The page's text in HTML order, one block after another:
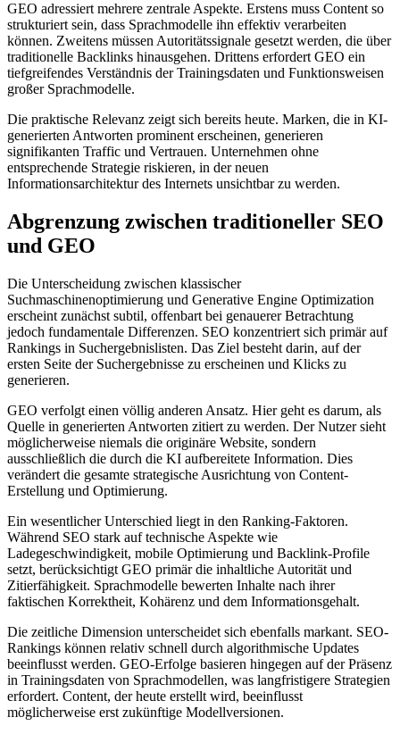
GEO adressiert mehrere zentrale Aspekte. Erstens muss Content so
strukturiert sein, dass Sprachmodelle ihn effektiv verarbeiten
können. Zweitens müssen Autoritätssignale gesetzt werden, die über
traditionelle Backlinks hinausgehen. Drittens erfordert GEO ein
tiefgreifendes Verständnis der Trainingsdaten und Funktionsweisen
großer Sprachmodelle.
Die praktische Relevanz zeigt sich bereits heute. Marken, die in KI-
generierten Antworten prominent erscheinen, generieren
signifikanten Traffic und Vertrauen. Unternehmen ohne
entsprechende Strategie riskieren, in der neuen
Informationsarchitektur des Internets unsichtbar zu werden.
Abgrenzung zwischen traditioneller SEO
und GEO
Die Unterscheidung zwischen klassischer
Suchmaschinenoptimierung und Generative Engine Optimization
erscheint zunächst subtil, offenbart bei genauerer Betrachtung
jedoch fundamentale Differenzen. SEO konzentriert sich primär auf
Rankings in Suchergebnislisten. Das Ziel besteht darin, auf der
ersten Seite der Suchergebnisse zu erscheinen und Klicks zu
generieren.
GEO verfolgt einen völlig anderen Ansatz. Hier geht es darum, als
Quelle in generierten Antworten zitiert zu werden. Der Nutzer sieht
möglicherweise niemals die originäre Website, sondern
ausschließlich die durch die KI aufbereitete Information. Dies
verändert die gesamte strategische Ausrichtung von Content-
Erstellung und Optimierung.
Ein wesentlicher Unterschied liegt in den Ranking-Faktoren.
Während SEO stark auf technische Aspekte wie
Ladegeschwindigkeit, mobile Optimierung und Backlink-Profile
setzt, berücksichtigt GEO primär die inhaltliche Autorität und
Zitierfähigkeit. Sprachmodelle bewerten Inhalte nach ihrer
faktischen Korrektheit, Kohärenz und dem Informationsgehalt.
Die zeitliche Dimension unterscheidet sich ebenfalls markant. SEO-
Rankings können relativ schnell durch algorithmische Updates
beeinflusst werden. GEO-Erfolge basieren hingegen auf der Präsenz
in Trainingsdaten von Sprachmodellen, was langfristigere Strategien
erfordert. Content, der heute erstellt wird, beeinflusst
möglicherweise erst zukünftige Modellversionen.